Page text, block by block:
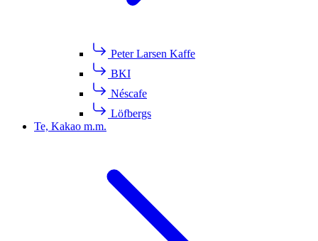
Peter Larsen Kaffe
BKI
Néscafe
Löfbergs
Te, Kakao m.m.